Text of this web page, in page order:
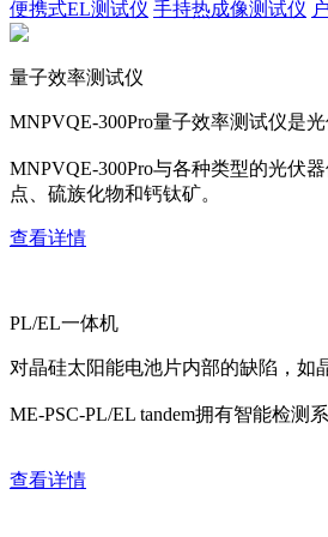
便携式EL测试仪 手持热成像测试仪
量子效率测试仪
MNPVQE-300Pro量子效率测试仪是
MNPVQE-300Pro与各种类型的光伏
点、硫族化物和钙钛矿。
查看详情
PL/EL一体机
对晶硅太阳能电池片内部的缺陷，如
ME-PSC-PL/EL tandem拥有智能检测
查看详情